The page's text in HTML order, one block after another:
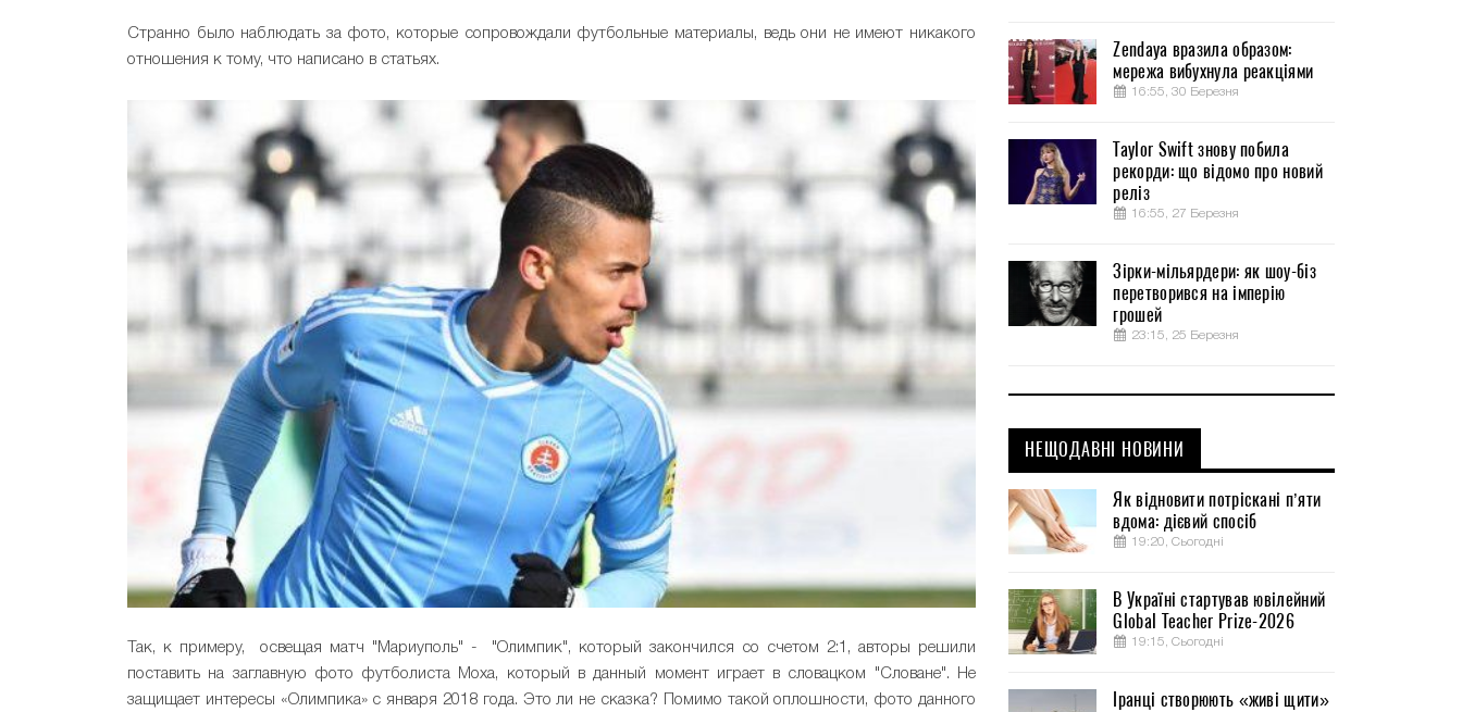
Странно было наблюдать за фото, которые сопровождали футбольные материалы, ведь они не имеют никакого
отношения к тому, что написано в статьях.
Так, к примеру, освещая матч "Мариуполь" - "Олимпик", который закончился со счетом 2:1, авторы решили
поставить на заглавную фото футболиста Моха, который в данный момент играет в словацком "Словане". Не
защищает интересы «Олимпика» с января 2018 года. Это ли не сказка? Помимо такой оплошности, фото данного
Zendaya вразила образом:
мережа вибухнула реакціями
16:55, 30 Березня
Taylor Swift знову побила
рекорди: що відомо про новий
реліз
16:55, 27 Березня
Зірки-мільярдери: як шоу-біз
перетворився на імперію
грошей
23:15, 25 Березня
НЕЩОДАВНІ НОВИНИ
Як відновити потріскані п’яти
вдома: дієвий спосіб
19:20, Сьогодні
В Україні стартував ювілейний
Global Teacher Prize-2026
19:15, Сьогодні
Іранці створюють «живі щити»